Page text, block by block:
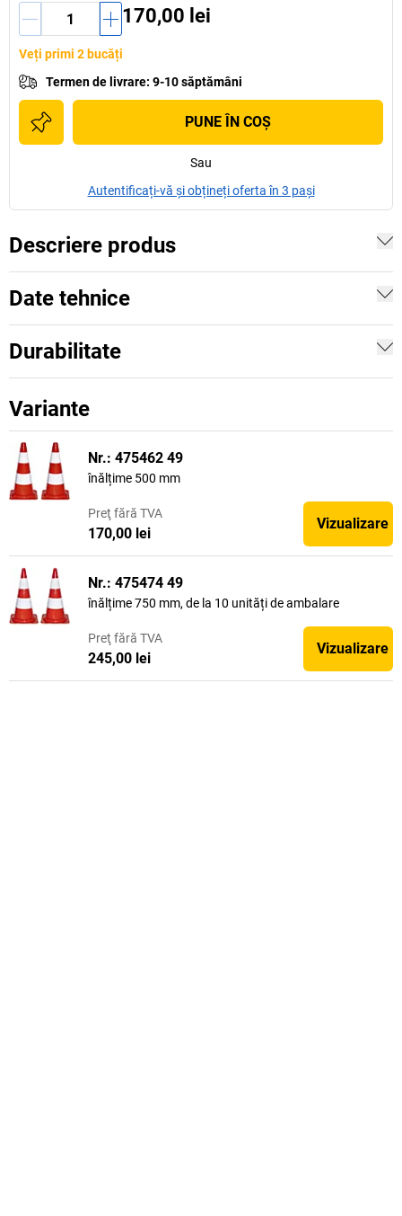
170,00 lei
Veți primi 2 bucăți
Termen de livrare: 9-10 săptămâni
PUNE ÎN COŞ
Sau
Autentificați-vă și obțineți oferta în 3 pași
Descriere produs
Date tehnice
Durabilitate
Variante
Nr.: 475462 49
înălțime 500 mm
Preţ fără TVA
170,00 lei
Vizualizare
Nr.: 475474 49
înălțime 750 mm, de la 10 unități de ambalare
Preţ fără TVA
245,00 lei
Vizualizare